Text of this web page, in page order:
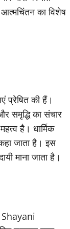
का विशेष
प्रेषित की हैं।
समृद्धि का संचार
है। धार्मिक
जाता है। इस
माना जाता है।
Shayani